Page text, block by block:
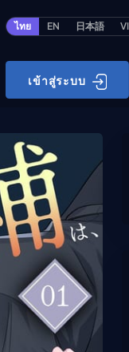
ไทย EN 日本語 VI
เข้าสู่ระบบ